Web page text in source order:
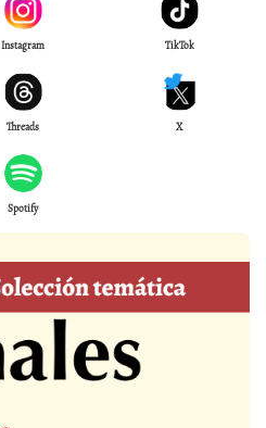
Instagram TikTok
Threads X
Spotify